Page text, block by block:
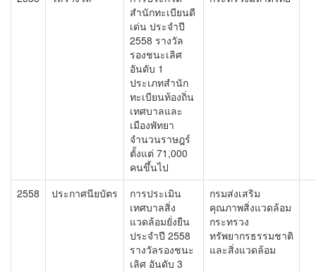
สำนักทะเบียนดี
เด่น ประจำปี
2558 รางวัล
รองชนะเลิศ
อันดับ 1
ประเภทสำนัก
ทะเบียนท้องถิ่น
เทศบาลและ
เมืองพัทยา
จำนวนราษฎร์
ตั้งแต่ 71,000
คนขึ้นไป
2558 ประกาศนียบัตร
การประเมิน
เทศบาลสิ่ง
แวดล้อมยั่งยืน
ประจำปี 2558
รางวัลรองชนะ
เลิศ อันดับ 3
กรมส่งเสริม
คุณภาพสิ่งแวดล้อม
กระทรวง
ทรัพยากรธรรมชาติ
และสิ่งแวดล้อม